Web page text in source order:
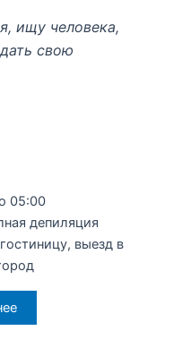
ищу человека,
свою
05:00
депиляция
выезд в